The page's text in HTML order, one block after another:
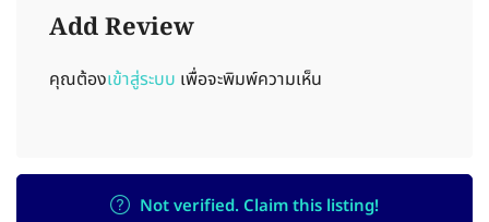
Add Review
คุณต้องเข้าสู่ระบบ เพื่อจะพิมพ์ความเห็น
Not verified. Claim this listing!